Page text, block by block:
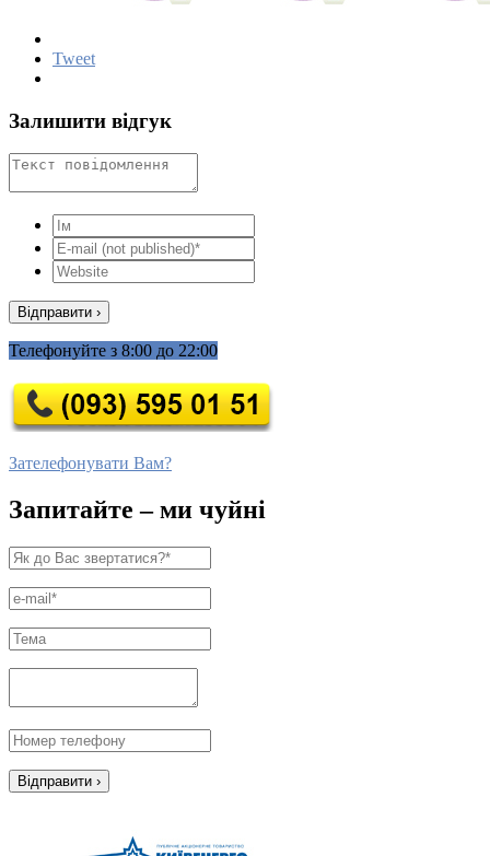
Tweet
Залишити відгук
Телефонуйте з 8:00 до 22:00
Зателефонувати Вам?
Запитайте – ми чуйні